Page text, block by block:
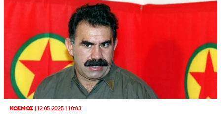
ΚΟΣΜΟΣ| 12.05.2025 | 10:03